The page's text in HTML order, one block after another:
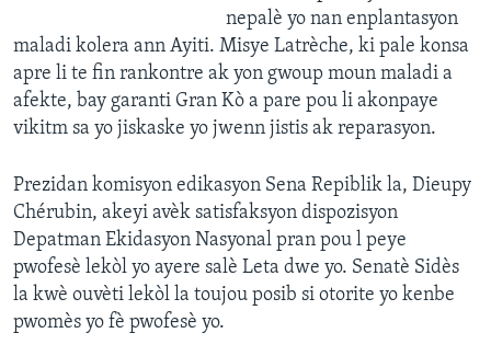
nepalè yo nan enplantasyon
maladi kolera ann Ayiti. Misye Latrèche, ki pale konsa
apre li te fin rankontre ak yon gwoup moun maladi a
afekte, bay garanti Gran Kò a pare pou li akonpaye
vikitm sa yo jiskaske yo jwenn jistis ak reparasyon.
Prezidan komisyon edikasyon Sena Repiblik la, Dieupy
Chérubin, akeyi avèk satisfaksyon dispozisyon
Depatman Ekidasyon Nasyonal pran pou l peye
pwofesè lekòl yo ayere salè Leta dwe yo. Senatè Sidès
la kwè ouvèti lekòl la toujou posib si otorite yo kenbe
pwomès yo fè pwofesè yo.